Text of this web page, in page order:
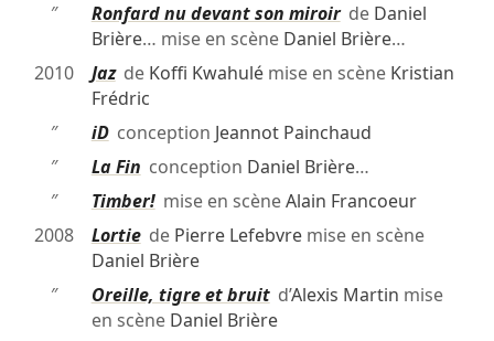
″
Ronfard nu devant son miroirde Daniel
Brière… mise en scène Daniel Brière…
2010
Jazde Koffi Kwahulémise en scène Kristian
Frédric
″
iDconception Jeannot Painchaud
″
La Fin conception Daniel Brière…
″
Timber!mise en scèneAlain Francoeur
2008
Lortiede Pierre Lefebvremise en scène
Daniel Brière
″
Oreille, tigre et bruitd’Alexis Martin mise
en scène Daniel Brière